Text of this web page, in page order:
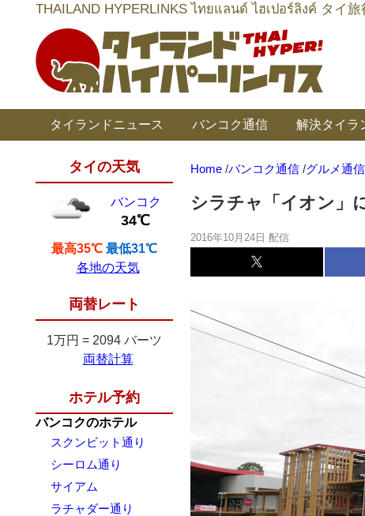
THAILAND HYPERLINKS ไทยแลนด์ ไฮเปอร์ลิงค์ タイ
タイランドニュース バンコク通信 解決タイラ
タイの天気
バンコク
34℃
最高35℃ 最低31℃
各地の天気
両替レート
1万円 = 2094 バーツ
両替計算
ホテル予約
バンコクのホテル
スクンビット通り
シーロム通り
サイアム
ラチャダー通り
Home /バンコク通信 /グルメ通信
シラチャ「イオン」
2016年10月24日 配信